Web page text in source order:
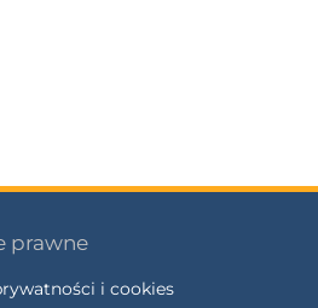
prawne
i cookies